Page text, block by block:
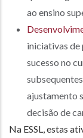
ao ensino
iniciativas de
sucesso no
ajustamento
decisão de
Na ESSL, estas